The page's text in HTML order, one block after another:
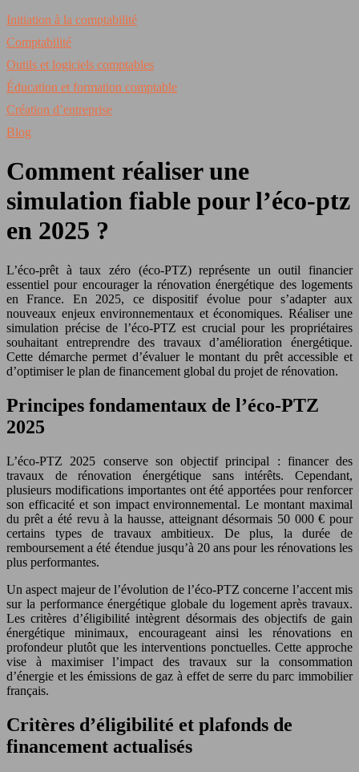
Initiation à la comptabilité
Comptabilité
Outils et logiciels comptables
Éducation et formation comptable
Création d’entreprise
Blog
Comment réaliser une
simulation fiable pour l’éco-ptz
en 2025 ?
L’éco-prêt à taux zéro (éco-PTZ) représente un outil financier
essentiel pour encourager la rénovation énergétique des logements
en France. En 2025, ce dispositif évolue pour s’adapter aux
nouveaux enjeux environnementaux et économiques. Réaliser une
simulation précise de l’éco-PTZ est crucial pour les propriétaires
souhaitant entreprendre des travaux d’amélioration énergétique.
Cette démarche permet d’évaluer le montant du prêt accessible et
d’optimiser le plan de financement global du projet de rénovation.
Principes fondamentaux de l’éco-PTZ
2025
L’éco-PTZ 2025 conserve son objectif principal : financer des
travaux de rénovation énergétique sans intérêts. Cependant,
plusieurs modifications importantes ont été apportées pour renforcer
son efficacité et son impact environnemental. Le montant maximal
du prêt a été revu à la hausse, atteignant désormais 50 000 € pour
certains types de travaux ambitieux. De plus, la durée de
remboursement a été étendue jusqu’à 20 ans pour les rénovations les
plus performantes.
Un aspect majeur de l’évolution de l’éco-PTZ concerne l’accent mis
sur la performance énergétique globale du logement après travaux.
Les critères d’éligibilité intègrent désormais des objectifs de gain
énergétique minimaux, encourageant ainsi les rénovations en
profondeur plutôt que les interventions ponctuelles. Cette approche
vise à maximiser l’impact des travaux sur la consommation
d’énergie et les émissions de gaz à effet de serre du parc immobilier
français.
Critères d’éligibilité et plafonds de
financement actualisés